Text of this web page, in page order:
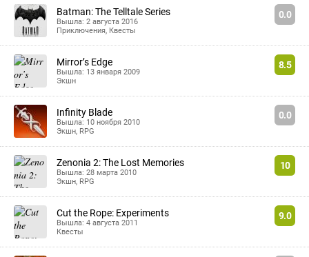
Batman: The Telltale Series
Вышла: 2 августа 2016
Приключения, Квесты
0.0
Mirror’s Edge
Вышла: 13 января 2009
Экшн
8.5
Infinity Blade
Вышла: 10 ноября 2010
Экшн, RPG
0.0
Zenonia 2: The Lost Memories
Вышла: 28 марта 2010
Экшн, RPG
10
Cut the Rope: Experiments
Вышла: 4 августа 2011
Квесты
9.0